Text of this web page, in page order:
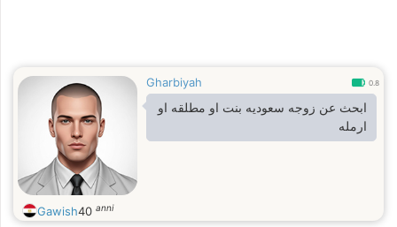
Gharbiyah 0.8
ابحث عن زوجه سعوديه بنت او مطلقه او
ارمله
Gawish40 anni